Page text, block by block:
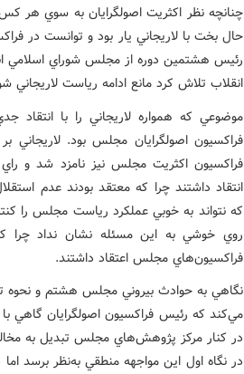
چنانچه نظر اکثريت اصولگرايان به سوي
رئيس هشتمين دوره از مجلس شوراي اسلامي
انقلاب تلاش کرد مانع ادامه رياست لاريجاني
موضوعي که همواره لاريجاني را با
فراکسيون اصولگرايان مجلس بود.
فراکسيون اکثريت مجلس نيز نامزد شد و
انتقاد داشتند چرا که معتقد بودند عدم
که نتواند به خوبي عملکرد رياست مجلس را
روي خوشي به اين مسئله نشان نداد چرا
فراکسيون‌هاي مجلس اعتقاد داشتند.
نگاهي به حوادث بيروني مجلس هشتم و نحوه
مي‌کند که رئيس فراکسيون اصولگرايان گاهي
در کنار مرکز پژوهش‌هاي مجلس تبديل به
در نگاه اول اين مواجهه منطقي به‌نظر